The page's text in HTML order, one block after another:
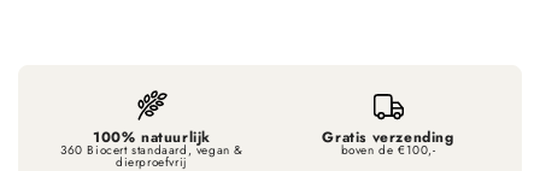
100% natuurlijk
360 Biocert standaard, vegan &
dierproefvrij
Gratis verzending
boven de €100,-